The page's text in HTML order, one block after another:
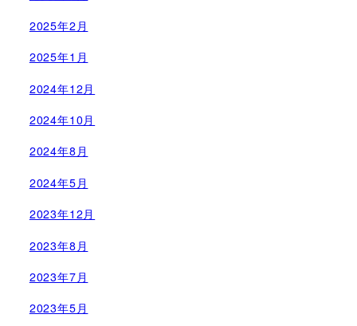
2025年2月
2025年1月
2024年12月
2024年10月
2024年8月
2024年5月
2023年12月
2023年8月
2023年7月
2023年5月